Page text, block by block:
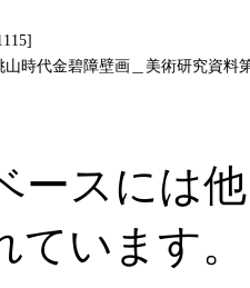
時代金碧障壁画＿美術研究資料
ースには
います。